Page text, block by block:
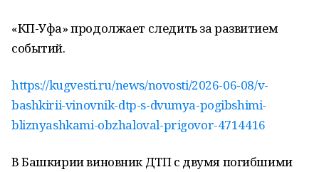
«КП-Уфа» продолжает следить за развитием
событий.
https://kugvesti.ru/news/novosti/2026-06-08/v-
bashkirii-vinovnik-dtp-s-dvumya-pogibshimi-
bliznyashkami-obzhaloval-prigovor-4714416
В Башкирии виновник ДТП с двумя погибшими